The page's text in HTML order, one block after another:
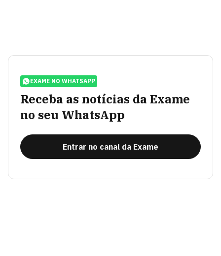
EXAME NO WHATSAPP
Receba as notícias da Exame
no seu WhatsApp
Entrar no canal da Exame